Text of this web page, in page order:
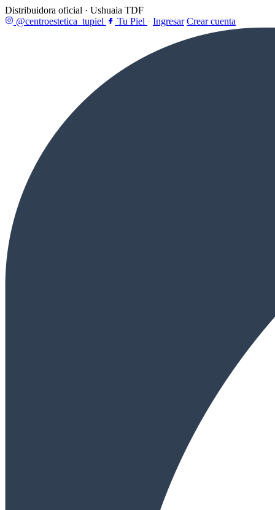
Distribuidora oficial · Ushuaia TDF
@centroestetica_tupiel
Tu Piel · Ingresar Crear cuenta